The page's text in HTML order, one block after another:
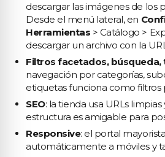
descargar las imágenes de los
Desde el menú lateral, en
Herramientas > Catálogo >
descargar un archivo con la
Filtros facetados, búsqueda,
navegación por categorías,
etiquetas funciona como filtros
SEO: la tienda usa URLs
estructura es amigable para
Responsive: el portal
automáticamente a móviles y